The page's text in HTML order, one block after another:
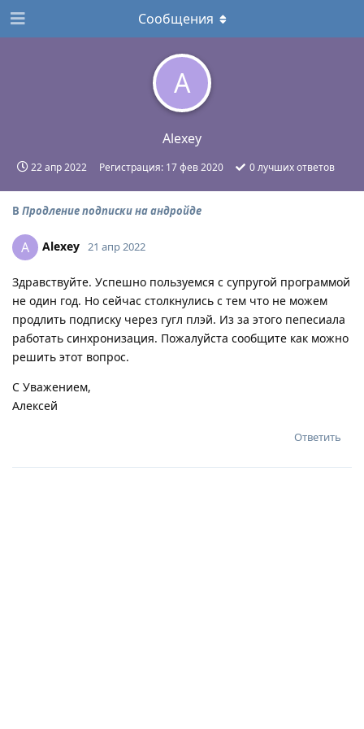
A
Alexey
22 апр 2022 Регистрация: 17 фев 2020 0лучших ответов
Сообщения
В Продление подписки на андройде
A Alexey 21 апр 2022
Здравствуйте. Успешно пользуемся с супругой программой
не один год. Но сейчас столкнулись с тем что не можем
продлить подписку через гугл плэй. Из за этого пепесиала
работать синхронизация. Пожалуйста сообщите как можно
решить этот вопрос.
С Уважением,
Алексей
Ответить